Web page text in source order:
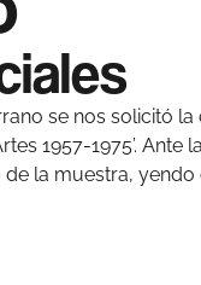
se nos solicitó
1957-1975’.
la muestra,